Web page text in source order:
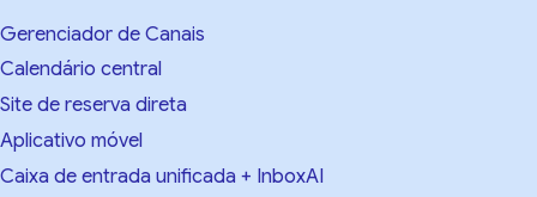
Gerenciador de Canais
Calendário central
Site de reserva direta
Aplicativo móvel
Caixa de entrada unificada + InboxAI